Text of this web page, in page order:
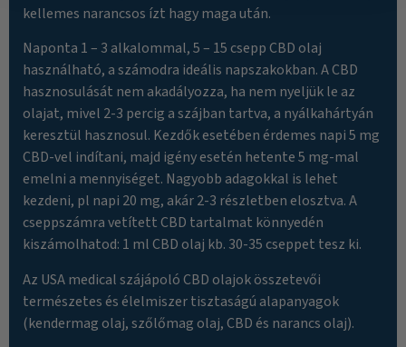
kellemes narancsos ízt hagy maga után.
Naponta 1 – 3 alkalommal, 5 – 15 csepp CBD olaj
használható, a számodra ideális napszakokban. A CBD
hasznosulását nem akadályozza, ha nem nyeljük le az
olajat, mivel 2-3 percig a szájban tartva, a nyálkahártyán
keresztül hasznosul. Kezdők esetében érdemes napi 5 mg
CBD-vel indítani, majd igény esetén hetente 5 mg-mal
emelni a mennyiséget. Nagyobb adagokkal is lehet
kezdeni, pl napi 20 mg, akár 2-3 részletben elosztva. A
cseppszámra vetített CBD tartalmat könnyedén
kiszámolhatod: 1 ml CBD olaj kb. 30-35 cseppet tesz ki.
Az USA medical szájápoló CBD olajok összetevői
természetes és élelmiszer tisztaságú alapanyagok
(kendermag olaj, szőlőmag olaj, CBD és narancs olaj).